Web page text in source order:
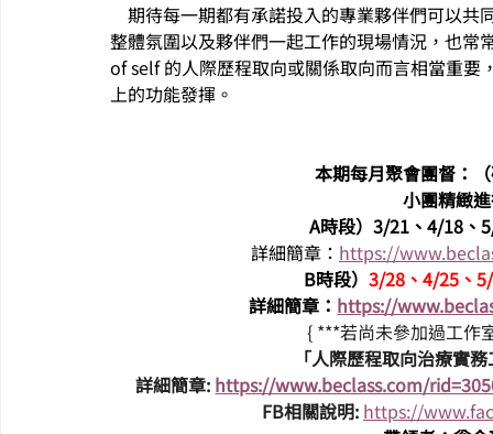
期待每一期都有承諾投入的專業夥伴們可以共
整體氛圍以及夥伴們一起工作的現場情況，也
of self 的人際歷程取向或關係取向而言相當重
上的功能發揮。
本期每月聚會團督：
小團精緻
A時段）3/21、4/18、
詳細簡章： https://
B時段）3/28、4/25、
詳細簡章： https://
{ ***若尚未參加過工作
「人際歷程取向治療實
詳細簡章: https://www.beclass.com/
FB相關說明: https://